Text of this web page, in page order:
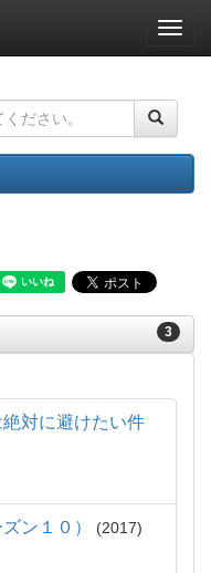
ナ
ビ
ー
ョ
ン
3
対に避けたい件
ン１０）
2017